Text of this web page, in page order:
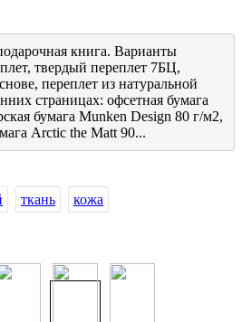
книга. Варианты
твердый переплет 7БЦ,
переплет из натуральной
страницах: офсетная бумага
бумага Munken Design 80 г/м2,
Arctic the Matt 90...
ткань кожа